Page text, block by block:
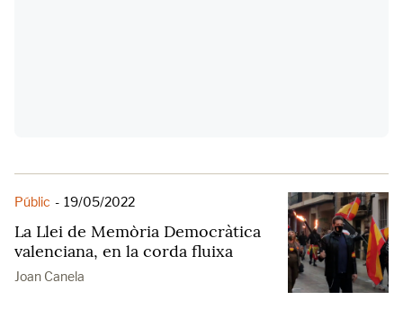
Públic - 19/05/2022
La Llei de Memòria Democràtica
valenciana, en la corda fluixa
Joan Canela